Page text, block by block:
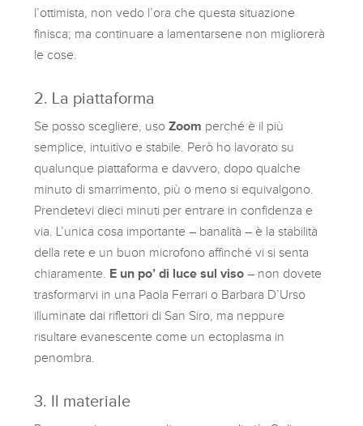
l’ottimista, non vedo l’ora che questa situazione
finisca; ma continuare a lamentarsene non migliorerà
le cose.
2. La piattaforma
Se posso scegliere, usoZoom perché è il più
semplice, intuitivo e stabile. Però ho lavorato su
qualunque piattaforma e davvero, dopo qualche
minuto di smarrimento, più o meno si equivalgono.
Prendetevi dieci minuti per entrare in confidenza e
via. L’unica cosa importante – banalità – è la stabilità
della rete e un buon microfono affinché vi si senta
chiaramente. E un po’ di luce sul viso – non dovete
trasformarvi in una Paola Ferrari o Barbara D’Urso
illuminate dai riflettori di San Siro, ma neppure
risultare evanescente come un ectoplasma in
penombra.
3. Il materiale